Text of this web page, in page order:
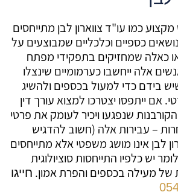
כמו עו"ד צווארון לבן מתייחסים
כספיים וכלכליים שמבוצעים על
כאלה שמחזיקים בתפקידי מפתח
אלה ייחשבו כערמומיים שינצלו
בידם כדי למעול בכספים ולהשיג
אם ייתפסו יצטרכו למצוא עורך דין
שנפגעו ויכיר לעומק את פרטי
– עבירות אלה (חשוב להדגיש
לבן אינו מושג משפטי אלא מתייחסים
יש כלפיו התייחסות סוציולוגית
של מעילה בכספים והפרת אמון. חייגו